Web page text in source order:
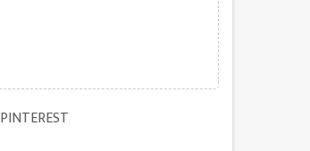
PINTEREST